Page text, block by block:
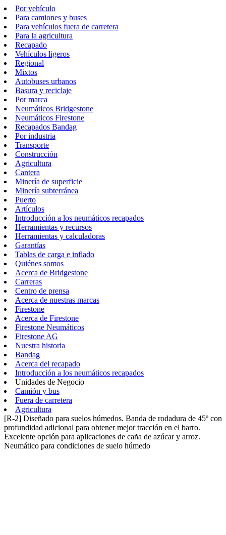
Por vehículo
Para camiones y buses
Para vehículos fuera de carretera
Para la agricultura
Recapado
Vehículos ligeros
Regional
Mixtos
Autobuses urbanos
Basura y reciclaje
Por marca
Neumáticos Bridgestone
Neumáticos Firestone
Recapados Bandag
Por industria
Transporte
Construcción
Agricultura
Cantera
Minería de superficie
Minería subterránea
Puerto
Artículos
Introducción a los neumáticos recapados
Herramientas y recursos
Herramientas y calculadoras
Garantías
Tablas de carga e inflado
Quiénes somos
Acerca de Bridgestone
Carreras
Centro de prensa
Acerca de nuestras marcas
Firestone
Acerca de Firestone
Firestone Neumáticos
Firestone AG
Nuestra historia
Bandag
Acerca del recapado
Introducción a los neumáticos recapados
Unidades de Negocio
Camión y bus
Fuera de carretera
Agricultura
[R-2] Diseñado para suelos húmedos. Banda de rodadura de 45º con
profundidad adicional para obtener mejor tracción en el barro.
Excelente opción para aplicaciones de caña de azúcar y arroz.
Neumático para condiciones de suelo húmedo